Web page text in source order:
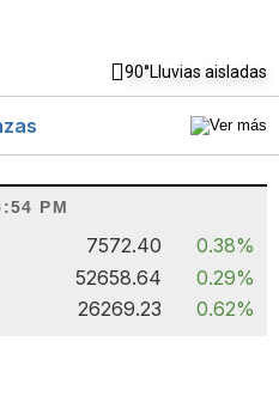
90°Lluvias aisladas
PM
7572.40
0.38%
52658.64
0.29%
26269.23 0.62%